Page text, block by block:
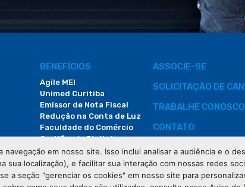
BENEFÍCIOS
Agile MEI
Unimed Curitiba
Emissor de Nota Fiscal
Redução na Conta de Luz
Faculdade do Comércio
Certificado Digital
ASSOCIE-SE
SOLICITAÇÃO DE
TRABALHE CONOSCO
CONTATO
ÁREA DO
DEMANDAS JUDICIAIS
em nosso site. Isso inclui analisar a audiência e o
sua localização), e facilitar sua interação com nossas redes
a seção "gerenciar os cookies" em nosso site para